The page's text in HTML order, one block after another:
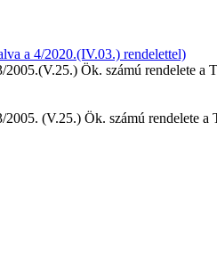
a 4/2020.(IV.03.) rendelettel)
Ök. számú rendelete a
(V.25.) Ök. számú rendelete